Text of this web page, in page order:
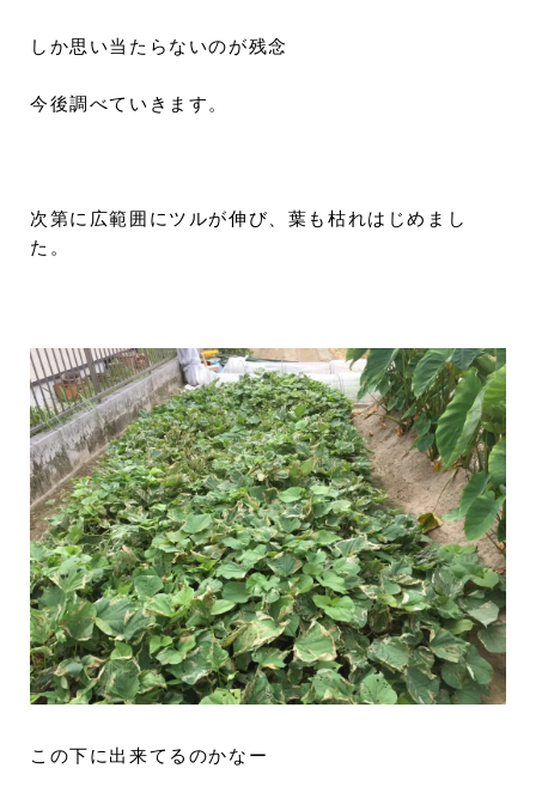
しか思い当たらないのが残念
今後調べていきます。
次第に広範囲にツルが伸び、葉も枯れはじめまし
た。
この下に出来てるのかなー